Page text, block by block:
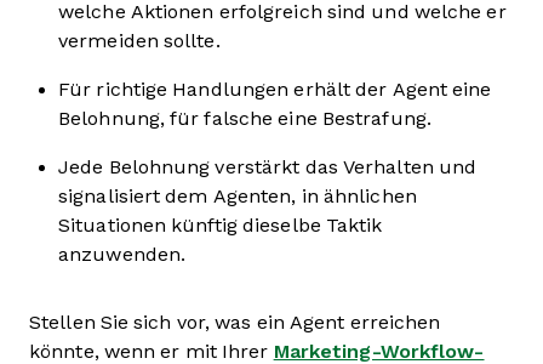
welche Aktionen erfolgreich sind und welche er
vermeiden sollte.
Für richtige Handlungen erhält der Agent eine
Belohnung, für falsche eine Bestrafung.
Jede Belohnung verstärkt das Verhalten und
signalisiert dem Agenten, in ähnlichen
Situationen künftig dieselbe Taktik
anzuwenden.
Stellen Sie sich vor, was ein Agent erreichen
könnte, wenn er mit Ihrer Marketing-Workflow-